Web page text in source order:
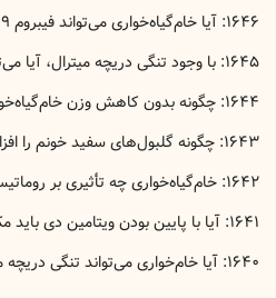
۱۶۴۶: آیا خام‌گیاه‌خواری می‌تواند فیبروم ۹ سانتی‌متری را کوچک کند؟
۱۶۴۵: با وجود تنگی دریچه میترال، آیا می‌توانم باردار شوم؟
۱۶۴۴: چگونه بدون کاهش وزن خام‌گیاه‌خواری کنم؟
۱۶۴۳: چگونه گلبول‌های سفید خونم را افزایش دهم؟
۱۶۴۲: خام‌گیاه‌خواری چه تأثیری بر روماتیسم و ورم زانو دارد؟
۱۶۴۱: آیا با پایین بودن ویتامین دی باید مکمل مصرف کنم؟
‍۱۶۴۰: آیا خام‌خواری می‌تواند تنگی دریچه میترال را درمان کند؟